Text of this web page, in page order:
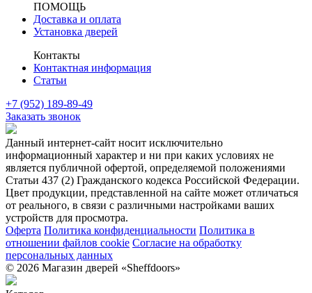
ПОМОЩЬ
Доставка и оплата
Установка дверей
Контакты
Контактная информация
Статьи
+7 (952) 189-89-49
Заказать звонок
Данный интернет-сайт носит исключительно
информационный характер и ни при каких условиях не
является публичной офертой, определяемой положениями
Статьи 437 (2) Гражданского кодекса Российской Федерации.
Цвет продукции, представленной на сайте может отличаться
от реального, в связи с различными настройками ваших
устройств для просмотра.
Оферта Политика конфиденциальности Политика в
отношении файлов cookie Согласие на обработку
персональных данных
© 2026 Магазин дверей «Sheffdoors»